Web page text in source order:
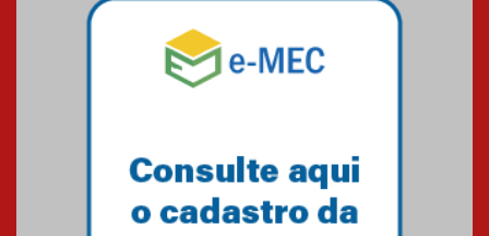
Mackenzie mobiliza campanha
solidária para apoiar famílias em
Minas Gerais
Primeiro culto do ano ressalta o
27.02.2026